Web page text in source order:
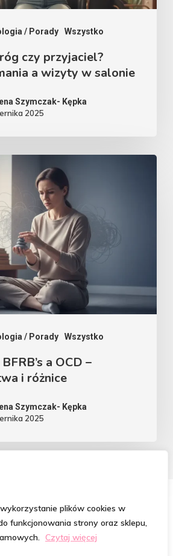
plików cookies w
funkcjonowania strony oraz sklepu,
Czytaj więcej
/ Porady Wszystko
czy przyjaciel?
a wizyty w salonie
Szymczak- Kępka
2025
/ Porady Wszystko
a OCD –
i różnice
Szymczak- Kępka
2025